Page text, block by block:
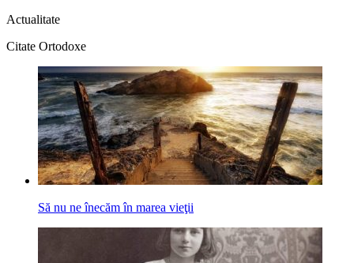
Actualitate
Citate Ortodoxe
Să nu ne înecăm în marea vieţii